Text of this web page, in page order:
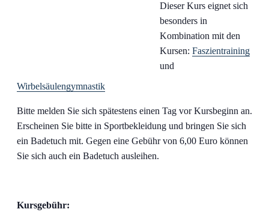
Dieser Kurs eignet sich
besonders in
Kombination mit den
Kursen:Faszientraining
und
Wirbelsäulengymnastik
Bitte melden Sie sich spätestens einen Tag vor Kursbeginn an.
Erscheinen Sie bitte in Sportbekleidung und bringen Sie sich
ein Badetuch mit. Gegen eine Gebühr von 6,00 Euro können
Sie sich auch ein Badetuch ausleihen.
Kursgebühr: